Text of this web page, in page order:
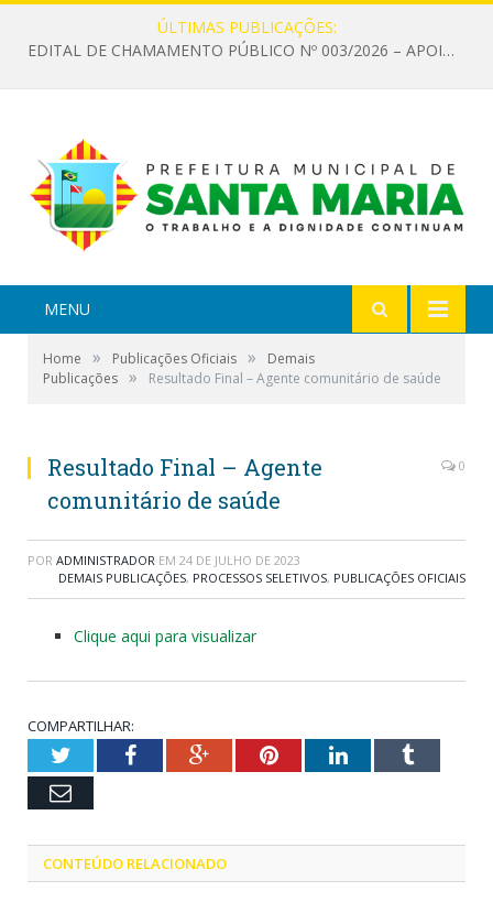
ÚLTIMAS PUBLICAÇÕES:
EDITAL DE CHAMAMENTO PÚBLICO Nº 003/2026 – APOIO À INFRAESTRUTURA CULTURAL
MENU
Home » Publicações Oficiais »
Demais
Publicações » Resultado Final – Agente comunitário de saúde
Resultado Final – Agente
comunitário de saúde
0
POR ADMINISTRADOR EM 24 DE JULHO DE 2023
DEMAIS PUBLICAÇÕES, PROCESSOS SELETIVOS, PUBLICAÇÕES OFICIAIS
Clique aqui para visualizar
COMPARTILHAR:
TwitterFacebookGoogle+PinterestLinkedInTumblr
Email
CONTEÚDO RELACIONADO